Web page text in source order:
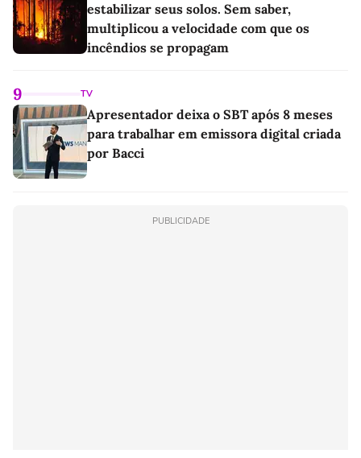
estabilizar seus solos. Sem saber,
multiplicou a velocidade com que os
incêndios se propagam
9 TV
Apresentador deixa o SBT após 8 meses
para trabalhar em emissora digital criada
por Bacci
PUBLICIDADE